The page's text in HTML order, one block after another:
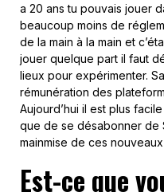
a 20 ans tu pouvais jouer
beaucoup moins de
de la main à la main et
jouer quelque part il faut
lieux pour expérimenter.
rémunération des
Aujourd’hui il est plus
que de se désabonner de
mainmise de ces
Est-ce que